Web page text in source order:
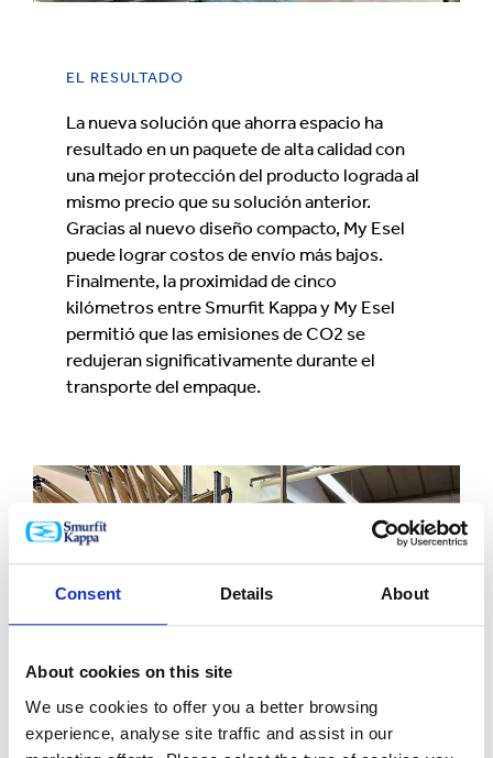
Consent Details About
About cookies on this site
We use cookies to offer you a better browsing
experience, analyse site traffic and assist in our
EL RESULTADO
La nueva solución que ahorra espacio ha
resultado en un paquete de alta calidad con
una mejor protección del producto lograda al
mismo precio que su solución anterior.
Gracias al nuevo diseño compacto, My Esel
puede lograr costos de envío más bajos.
Finalmente, la proximidad de cinco
kilómetros entre Smurfit Kappa y My Esel
permitió que las emisiones de CO2 se
redujeran significativamente durante el
transporte del empaque.